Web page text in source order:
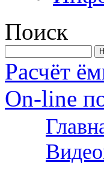
Поиск
Расчёт
On-line